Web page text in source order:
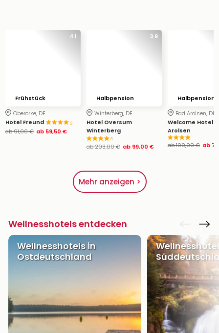
4.1
Frühstück
Oberorke, DE
Hotel Freund
s
ab91,00 € ab 59,50 €
3.9
Halbpension
Winterberg, DE
Hotel Oversum
Winterberg
s
ab203,00 € ab 99,00 €
Halbpension
Bad Arolsen, DE
Welcome Hotel
Arolsen
ab109,00 € ab
Mehr anzeigen >
Wellnesshotels entdecken
Wellnesshotels in
Ostdeutschland